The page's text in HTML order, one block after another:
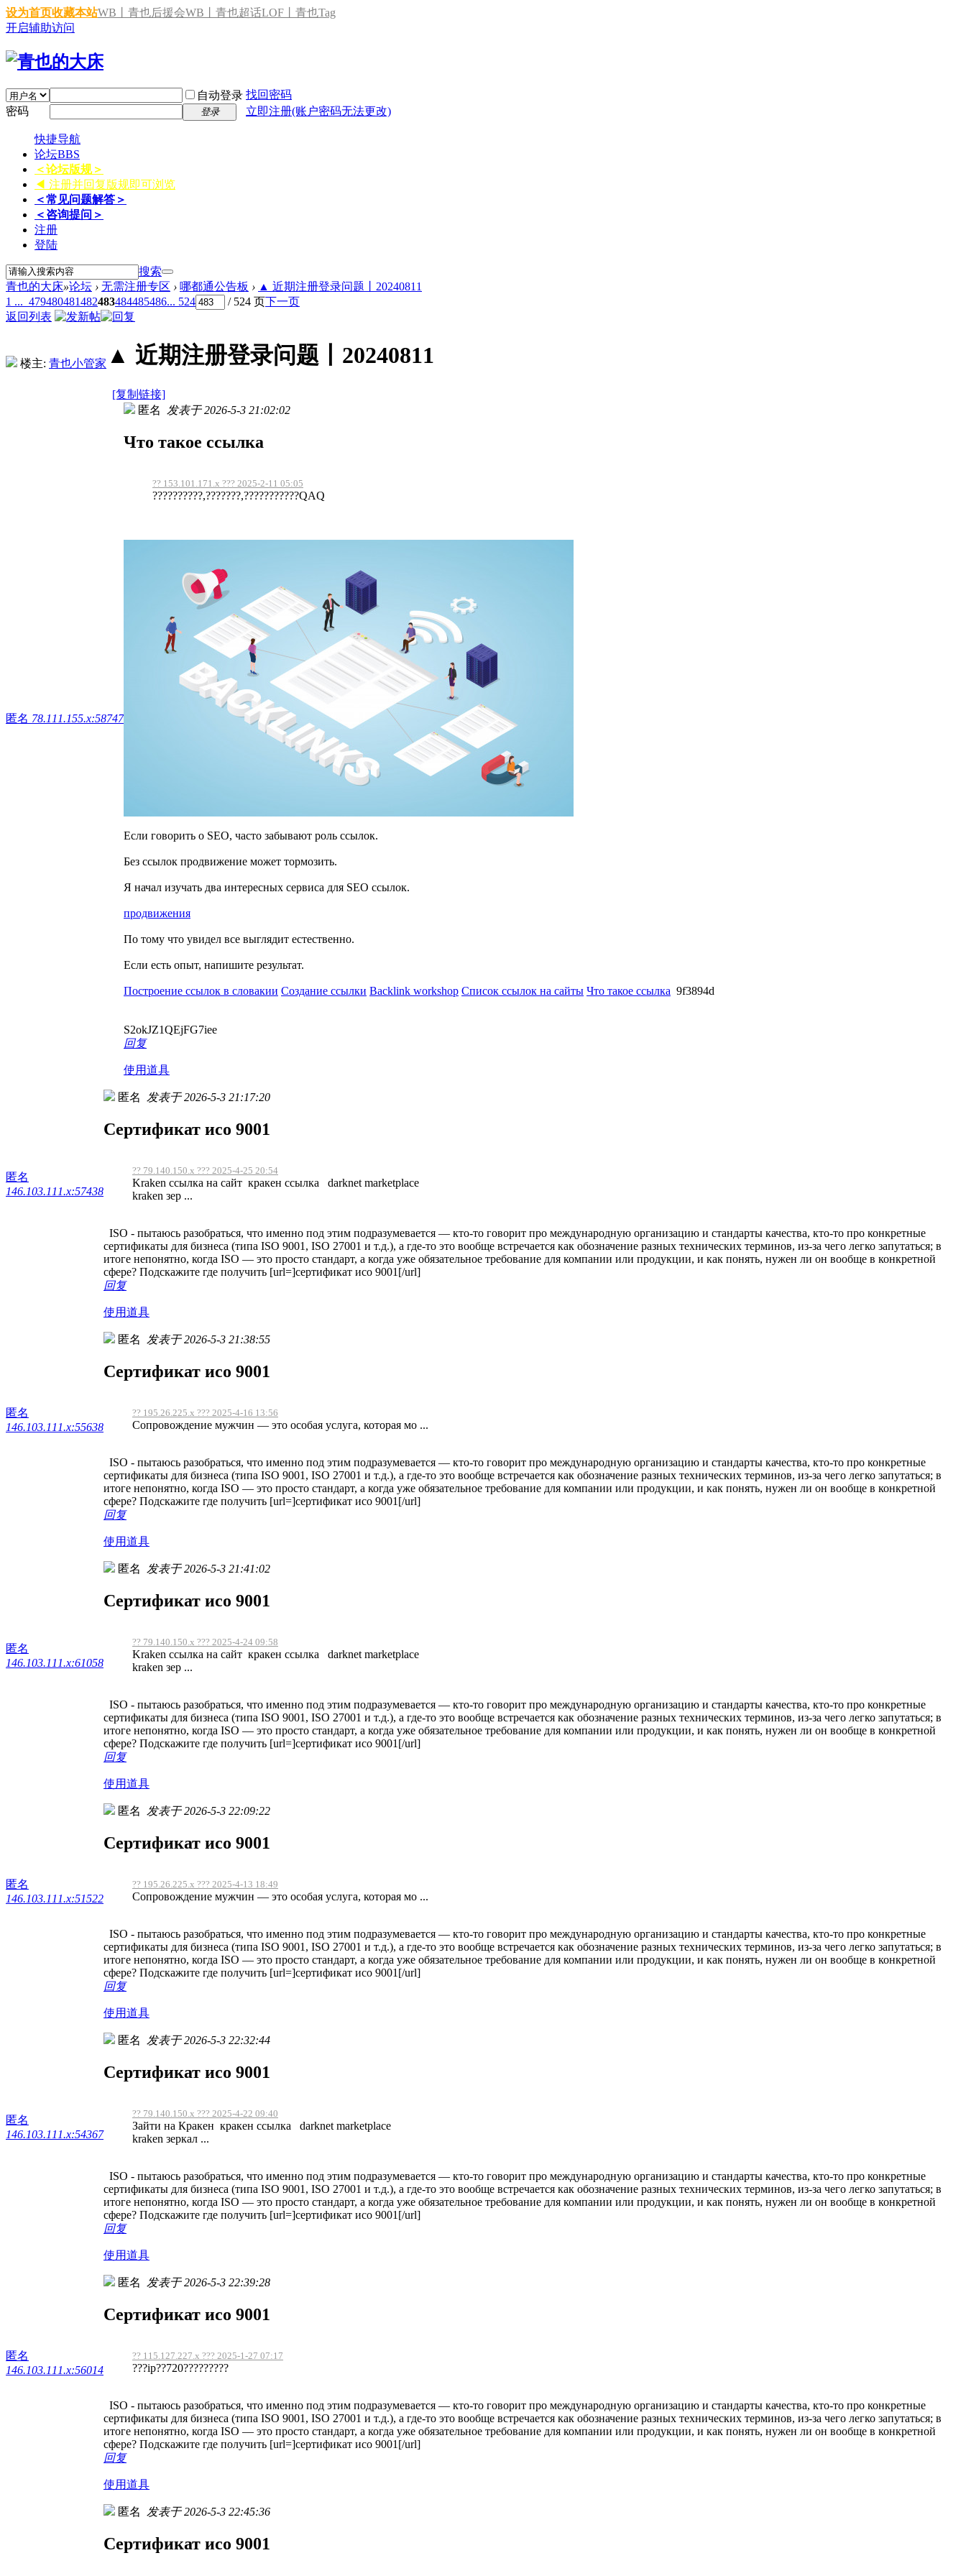
设为首页收藏本站WB丨青也后援会WB丨青也超话LOF丨青也Tag
开启辅助访问
自动登录 找回密码
密码
登录 立即注册(账户密码无法更改)
快捷导航
论坛BBS
＜论坛版规＞
◀ 注册并回复版规即可浏览
＜常见问题解答＞
＜咨询提问＞
注册
登陆
搜索
青也的大床»论坛 › 无需注册专区 › 哪都通公告板 › ▲ 近期注册登录问题丨20240811
1 ... 479480481482483484485486... 524 / 524 页下一页
返回列表
楼主: 青也小管家 ▲ 近期注册登录问题丨20240811
[复制链接]
匿名 78.111.155.x:58747
匿名 发表于 2026-5-3 21:02:02
Что такое ссылка
?? 153.101.171.x ??? 2025-2-11 05:05
??????????,???????,???????????QAQ
Если говорить о SEO, часто забывают роль ссылок.
Без ссылок продвижение может тормозить.
Я начал изучать два интересных сервиса для SEO ссылок.
продвижения
По тому что увидел все выглядит естественно.
Если есть опыт, напишите результат.
Построение ссылок в словакии Создание ссылки Backlink workshop Список ссылок на сайты Что такое ссылка 9f3894d
S2okJZ1QEjFG7iee
回复
使用道具
匿名
146.103.111.x:57438
匿名 发表于 2026-5-3 21:17:20
Сертификат исо 9001
?? 79.140.150.x ??? 2025-4-25 20:54
Kraken ссылка на сайт кракен ссылка darknet marketplace
kraken зер ...
ISO - пытаюсь разобраться, что именно под этим подразумевается — кто-то говорит про международную организацию и стандарты качества, кто-то про конкретные
сертификаты для бизнеса (типа ISO 9001, ISO 27001 и т.д.), а где-то это вообще встречается как обозначение разных технических терминов, из-за чего легко запутаться; в
итоге непонятно, когда ISO — это просто стандарт, а когда уже обязательное требование для компании или продукции, и как понять, нужен ли он вообще в конкретной
сфере? Подскажите где получить [url=]сертификат исо 9001[/url]
回复
使用道具
匿名
146.103.111.x:55638
匿名 发表于 2026-5-3 21:38:55
Сертификат исо 9001
?? 195.26.225.x ??? 2025-4-16 13:56
Сопровождение мужчин — это особая услуга, которая мо ...
ISO - пытаюсь разобраться, что именно под этим подразумевается — кто-то говорит про международную организацию и стандарты качества, кто-то про конкретные
сертификаты для бизнеса (типа ISO 9001, ISO 27001 и т.д.), а где-то это вообще встречается как обозначение разных технических терминов, из-за чего легко запутаться; в
итоге непонятно, когда ISO — это просто стандарт, а когда уже обязательное требование для компании или продукции, и как понять, нужен ли он вообще в конкретной
сфере? Подскажите где получить [url=]сертификат исо 9001[/url]
回复
使用道具
匿名
146.103.111.x:61058
匿名 发表于 2026-5-3 21:41:02
Сертификат исо 9001
?? 79.140.150.x ??? 2025-4-24 09:58
Kraken ссылка на сайт кракен ссылка darknet marketplace
kraken зер ...
ISO - пытаюсь разобраться, что именно под этим подразумевается — кто-то говорит про международную организацию и стандарты качества, кто-то про конкретные
сертификаты для бизнеса (типа ISO 9001, ISO 27001 и т.д.), а где-то это вообще встречается как обозначение разных технических терминов, из-за чего легко запутаться; в
итоге непонятно, когда ISO — это просто стандарт, а когда уже обязательное требование для компании или продукции, и как понять, нужен ли он вообще в конкретной
сфере? Подскажите где получить [url=]сертификат исо 9001[/url]
回复
使用道具
匿名
146.103.111.x:51522
匿名 发表于 2026-5-3 22:09:22
Сертификат исо 9001
?? 195.26.225.x ??? 2025-4-13 18:49
Сопровождение мужчин — это особая услуга, которая мо ...
ISO - пытаюсь разобраться, что именно под этим подразумевается — кто-то говорит про международную организацию и стандарты качества, кто-то про конкретные
сертификаты для бизнеса (типа ISO 9001, ISO 27001 и т.д.), а где-то это вообще встречается как обозначение разных технических терминов, из-за чего легко запутаться; в
итоге непонятно, когда ISO — это просто стандарт, а когда уже обязательное требование для компании или продукции, и как понять, нужен ли он вообще в конкретной
сфере? Подскажите где получить [url=]сертификат исо 9001[/url]
回复
使用道具
匿名
146.103.111.x:54367
匿名 发表于 2026-5-3 22:32:44
Сертификат исо 9001
?? 79.140.150.x ??? 2025-4-22 09:40
Зайти на Кракен кракен ссылка darknet marketplace
kraken зеркал ...
ISO - пытаюсь разобраться, что именно под этим подразумевается — кто-то говорит про международную организацию и стандарты качества, кто-то про конкретные
сертификаты для бизнеса (типа ISO 9001, ISO 27001 и т.д.), а где-то это вообще встречается как обозначение разных технических терминов, из-за чего легко запутаться; в
итоге непонятно, когда ISO — это просто стандарт, а когда уже обязательное требование для компании или продукции, и как понять, нужен ли он вообще в конкретной
сфере? Подскажите где получить [url=]сертификат исо 9001[/url]
回复
使用道具
匿名
146.103.111.x:56014
匿名 发表于 2026-5-3 22:39:28
Сертификат исо 9001
?? 115.127.227.x ??? 2025-1-27 07:17
???ip??720?????????
ISO - пытаюсь разобраться, что именно под этим подразумевается — кто-то говорит про международную организацию и стандарты качества, кто-то про конкретные
сертификаты для бизнеса (типа ISO 9001, ISO 27001 и т.д.), а где-то это вообще встречается как обозначение разных технических терминов, из-за чего легко запутаться; в
итоге непонятно, когда ISO — это просто стандарт, а когда уже обязательное требование для компании или продукции, и как понять, нужен ли он вообще в конкретной
сфере? Подскажите где получить [url=]сертификат исо 9001[/url]
回复
使用道具
匿名 发表于 2026-5-3 22:45:36
Сертификат исо 9001